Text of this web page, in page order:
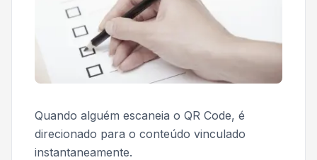
Quando alguém escaneia o QR Code, é
direcionado para o conteúdo vinculado
instantaneamente.